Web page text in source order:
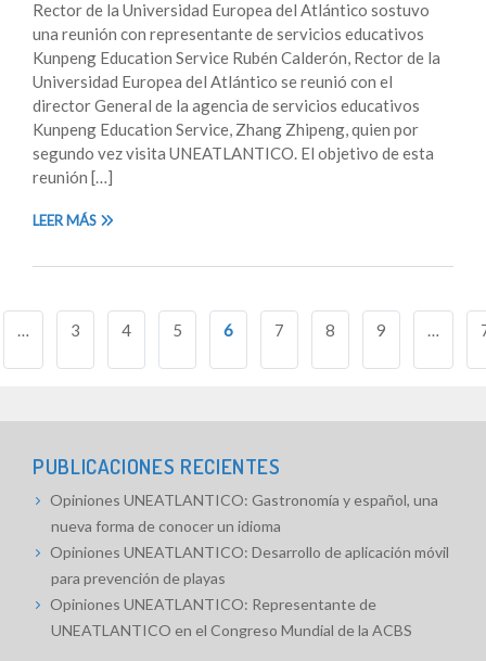
Rector de la Universidad Europea del Atlántico sostuvo
una reunión con representante de servicios educativos
Kunpeng Education Service Rubén Calderón, Rector de la
Universidad Europea del Atlántico se reunió con el
director General de la agencia de servicios educativos
Kunpeng Education Service, Zhang Zhipeng, quien por
segundo vez visita UNEATLANTICO. El objetivo de esta
reunión […]
LEER MÁS
Navegación
… 3 4 5 6 7 8 9 …
PUBLICACIONES RECIENTES
Opiniones UNEATLANTICO: Gastronomía y español, una
nueva forma de conocer un idioma
Opiniones UNEATLANTICO: Desarrollo de aplicación móvil
para prevención de playas
Opiniones UNEATLANTICO: Representante de
UNEATLANTICO en el Congreso Mundial de la ACBS